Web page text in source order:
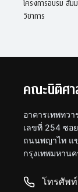
โครงการอบรม สัม
วิชาการ
คณะนิติศ
อาคารเทพทวา
เลขที่ 254 ซอ
ถนนพญาไท แ
กรุงเทพมหาน
โทรศัพ